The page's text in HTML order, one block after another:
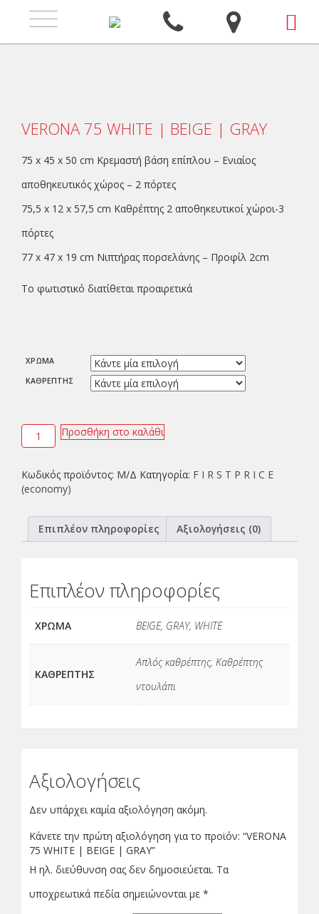
Toggle
navigation
VERONA 75 WHITE | BEIGE | GRAY
75 x 45 x 50 cm Κρεμαστή βάση επίπλου – Ενιαίος
αποθηκευτικός χώρος – 2 πόρτες
75,5 x 12 x 57,5 cm Καθρέπτης 2 αποθηκευτικοί χώροι-3
πόρτες
77 x 47 x 19 cm Νιπτήρας πορσελάνης – Προφίλ 2cm
Το φωτιστικό διατίθεται προαιρετικά
ΧΡΩΜΑ
ΚΑΘΡΕΠΤΗΣ
Προσθήκη στο καλάθι
Κωδικός προϊόντος: Μ/Δ Κατηγορία: F I R S T P R I C E
(economy)
Επιπλέον πληροφορίες Αξιολογήσεις (0)
Επιπλέον πληροφορίες
ΧΡΩΜΑ BEIGE, GRAY, WHITE
ΚΑΘΡΕΠΤΗΣ
Απλός καθρέπτης, Καθρέπτης
ντουλάπι
Αξιολογήσεις
Δεν υπάρχει καμία αξιολόγηση ακόμη.
Κάνετε την πρώτη αξιολόγηση για το προϊόν: “VERONA
75 WHITE | BEIGE | GRAY”
Η ηλ. διεύθυνση σας δεν δημοσιεύεται. Τα
υποχρεωτικά πεδία σημειώνονται με *